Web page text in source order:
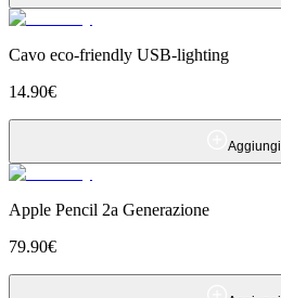
Cavo eco-friendly USB-lighting
14.90€
Aggiungi
Apple Pencil 2a Generazione
79.90€